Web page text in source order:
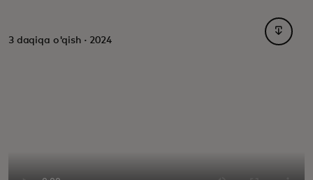
3 daqiqa o'qish · 2024
opens